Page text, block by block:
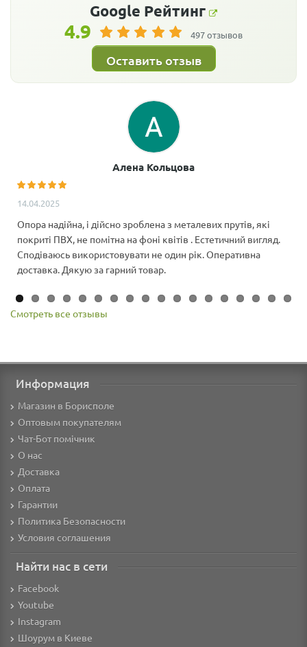
Google Рейтинг
4.9 497 отзывов
Оставить отзыв
Алена Кольцова
14.04.2025
Опора надійна, і дійсно зроблена з металевих прутів, які
покриті ПВХ, не помітна на фоні квітів . Естетичний вигляд.
Сподіваюсь використовувати не один рік. Оперативна
доставка. Дякую за гарний товар.
Смотреть все отзывы
Информация
Магазин в Борисполе
Оптовым покупателям
Чат-Бот помічник
О нас
Доставка
Оплата
Гарантии
Политика Безопасности
Условия соглашения
Найти нас в сети
Facebook
Youtube
Instagram
Шоурум в Киеве